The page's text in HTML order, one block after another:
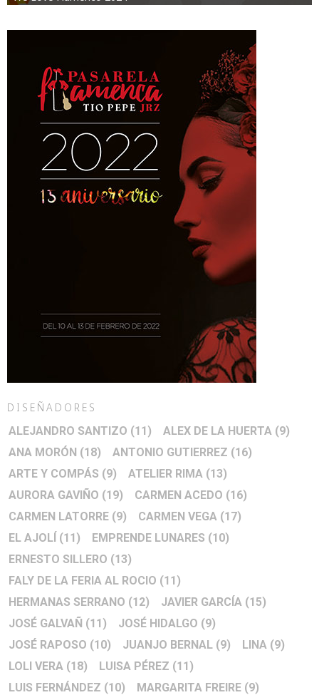
DISEÑADORES
ALEJANDRO SANTIZO (11) ALEX DE LA HUERTA (9)
ANA MORÓN (18) ANTONIO GUTIERREZ (16)
ARTE Y COMPÁS (9) ATELIER RIMA (13)
AURORA GAVIÑO (19) CARMEN ACEDO (16)
CARMEN LATORRE (9) CARMEN VEGA (17)
EL AJOLÍ (11) EMPRENDE LUNARES (10)
ERNESTO SILLERO (13)
FALY DE LA FERIA AL ROCIO (11)
HERMANAS SERRANO (12) JAVIER GARCÍA (15)
JOSÉ GALVAÑ (11) JOSÉ HIDALGO (9)
JOSÉ RAPOSO (10) JUANJO BERNAL (9) LINA (9)
LOLI VERA (18) LUISA PÉREZ (11)
LUIS FERNÁNDEZ (10) MARGARITA FREIRE (9)